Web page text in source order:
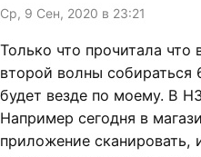
Ср, 9 Сен, 2020 в 23:21
Только что прочитала что
второй волны собираться
будет везде по моему. В
Например сегодня в
приложение сканировать,